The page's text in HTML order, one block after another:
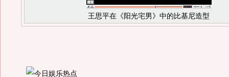
王思平在《阳光宅男》中的比基尼造型